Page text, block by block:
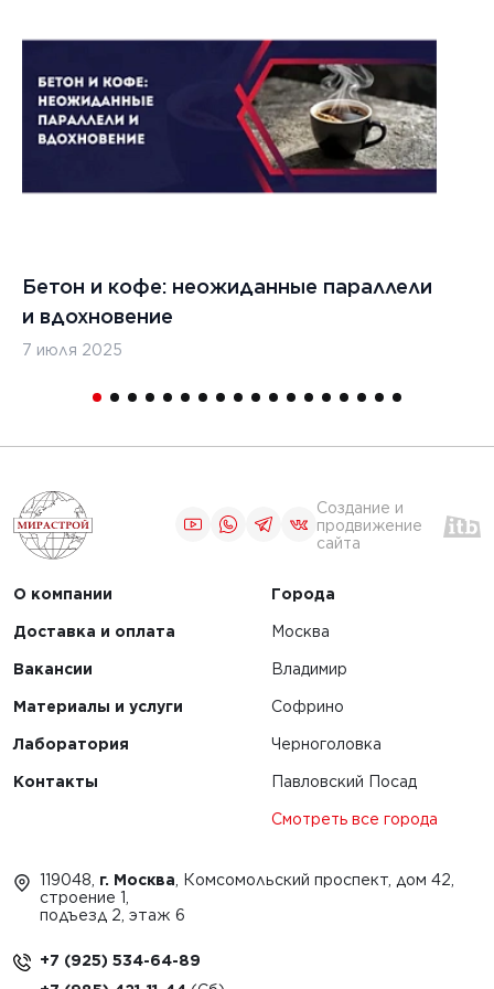
г.
1
Бетон и кофе: неожиданные параллели
и вдохновение
7 июля 2025
Создание и
продвижение
сайта
О компании
Доставка и оплата
Вакансии
Материалы и услуги
Лаборатория
Контакты
Города
Москва
Владимир
Софрино
Черноголовка
Павловский Посад
Смотреть все города
119048, г. Москва , Комсомольский проспект, дом 42,
строение 1,
подъезд 2, этаж 6
+7 (925) 534-64-89